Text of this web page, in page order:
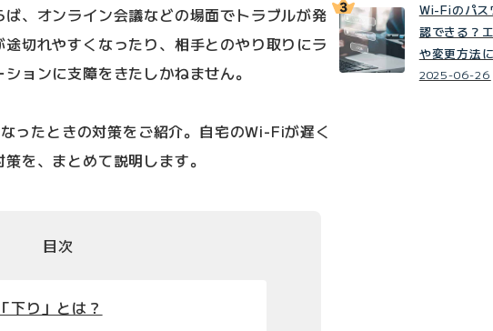
、オンライン会議などの場面でトラブルが発
切れやすくなったり、相手とのやり取りにラ
ョンに支障をきたしかねません。
ったときの対策をご紹介。自宅のWi-Fiが遅く
を、まとめて説明します。
目次
下り」とは？
Wi-Fiのパス
認できる？
や変更方法
2025-06-26